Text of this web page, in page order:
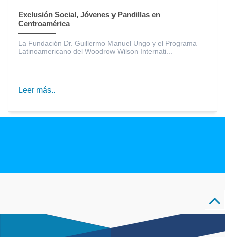
Exclusión Social, Jóvenes y Pandillas en
Centroamérica
La Fundación Dr. Guillermo Manuel Ungo y el Programa
Latinoamericano del Woodrow Wilson Internati...
Leer más..